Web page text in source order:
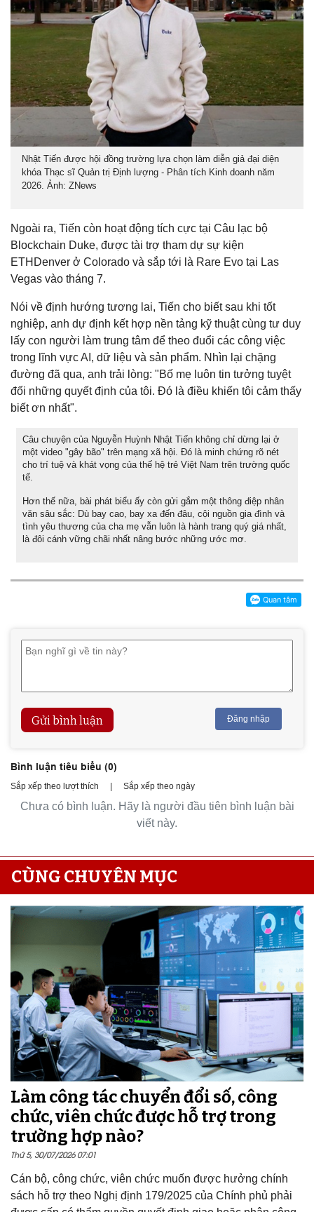
Nhật Tiến được hội đồng trường lựa chọn làm diễn giả đại diện
khóa Thạc sĩ Quản trị Định lượng - Phân tích Kinh doanh năm
2026. Ảnh: ZNews
Ngoài ra, Tiến còn hoạt động tích cực tại Câu lạc bộ
Blockchain Duke, được tài trợ tham dự sự kiện
ETHDenver ở Colorado và sắp tới là Rare Evo tại Las
Vegas vào tháng 7.
Nói về định hướng tương lai, Tiến cho biết sau khi tốt
nghiệp, anh dự định kết hợp nền tảng kỹ thuật cùng tư duy
lấy con người làm trung tâm để theo đuổi các công việc
trong lĩnh vực AI, dữ liệu và sản phẩm. Nhìn lại chặng
đường đã qua, anh trải lòng: "Bố mẹ luôn tin tưởng tuyệt
đối những quyết định của tôi. Đó là điều khiến tôi cảm thấy
biết ơn nhất".
Câu chuyện của Nguyễn Huỳnh Nhật Tiến không chỉ dừng lại ở
một video "gây bão" trên mạng xã hội. Đó là minh chứng rõ nét
cho trí tuệ và khát vọng của thế hệ trẻ Việt Nam trên trường quốc
tế.
Hơn thế nữa, bài phát biểu ấy còn gửi gắm một thông điệp nhân
văn sâu sắc: Dù bay cao, bay xa đến đâu, cội nguồn gia đình và
tình yêu thương của cha mẹ vẫn luôn là hành trang quý giá nhất,
là đôi cánh vững chãi nhất nâng bước những ước mơ.
Gửi bình luận Đăng nhập
Bình luận tiêu biểu (0)
Sắp xếp theo lượt thích Sắp xếp theo ngày
Chưa có bình luận. Hãy là người đầu tiên bình luận bài
viết này.
CÙNG CHUYÊN MỤC
Làm công tác chuyển đổi số, công
chức, viên chức được hỗ trợ trong
trường hợp nào?
Thứ 5, 30/07/2026 07:01
Cán bộ, công chức, viên chức muốn được hưởng chính
sách hỗ trợ theo Nghị định 179/2025 của Chính phủ phải